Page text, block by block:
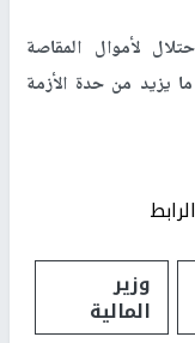
لأموال المقاصة
مليارات دولار، ما يزيد من حدة الأزمة
وزير
المالية